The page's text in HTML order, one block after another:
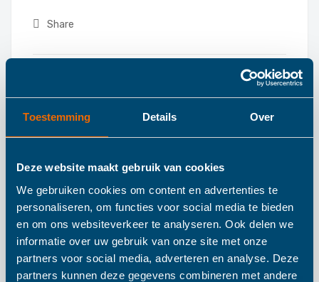
Toestemming Details Over
Deze website maakt gebruik van cookies
We gebruiken cookies om content en advertenties te
personaliseren, om functies voor social media te bieden
en om ons websiteverkeer te analyseren. Ook delen we
informatie over uw gebruik van onze site met onze
partners voor social media, adverteren en analyse. Deze
partners kunnen deze gegevens combineren met andere
Share
Details
Taf Toys Musical
Sleepy Owl